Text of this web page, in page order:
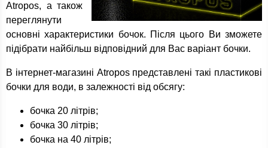
Atropos, а також
переглянути
основні характеристики бочок. Після цього Ви зможете
підібрати найбільш відповідний для Вас варіант бочки.
В інтернет-магазині Atropos представлені такі пластикові
бочки для води, в залежності від обсягу:
бочка 20 літрів;
бочка 30 літрів;
бочка на 40 літрів;